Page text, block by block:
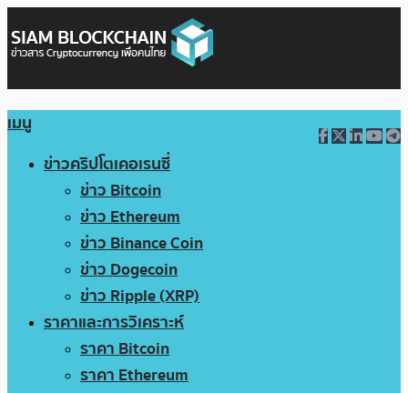
เมนู
ข่าวคริปโตเคอเรนซี่
ข่าว Bitcoin
ข่าว Ethereum
ข่าว Binance Coin
ข่าว Dogecoin
ข่าว Ripple (XRP)
ราคาและการวิเคราะห์
ราคา Bitcoin
ราคา Ethereum